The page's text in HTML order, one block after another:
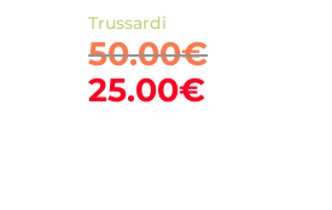
prezzo
originale
Trussardi
50.00€Il
25.00€Il